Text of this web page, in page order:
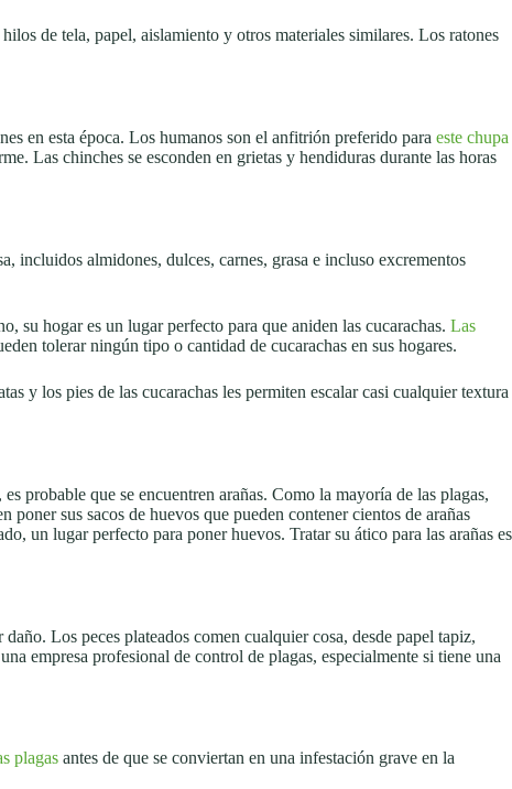
de tela, papel, aislamiento y otros materiales similares. Los ratones
en esta época. Los humanos son el anfitrión preferido para este chupa
Las chinches se esconden en grietas y hendiduras durante las horas
incluidos almidones, dulces, carnes, grasa e incluso excrementos
su hogar es un lugar perfecto para que aniden las cucarachas. Las
tolerar ningún tipo o cantidad de cucarachas en sus hogares.
y los pies de las cucarachas les permiten escalar casi cualquier textura
probable que se encuentren arañas. Como la mayoría de las plagas,
poner sus sacos de huevos que pueden contener cientos de arañas
un lugar perfecto para poner huevos. Tratar su ático para las arañas es
Los peces plateados comen cualquier cosa, desde papel tapiz,
empresa profesional de control de plagas, especialmente si tiene una
plagas antes de que se conviertan en una infestación grave en la